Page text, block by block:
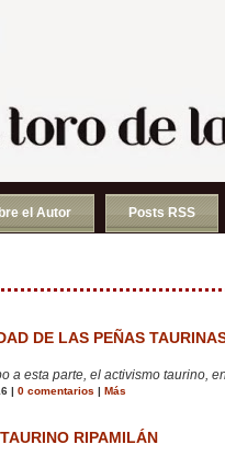
el Autor Posts RSS
DE LAS PEÑAS
a esta parte, el activismo taurino,
| 0 comentarios | Más
RIPAMILÁN